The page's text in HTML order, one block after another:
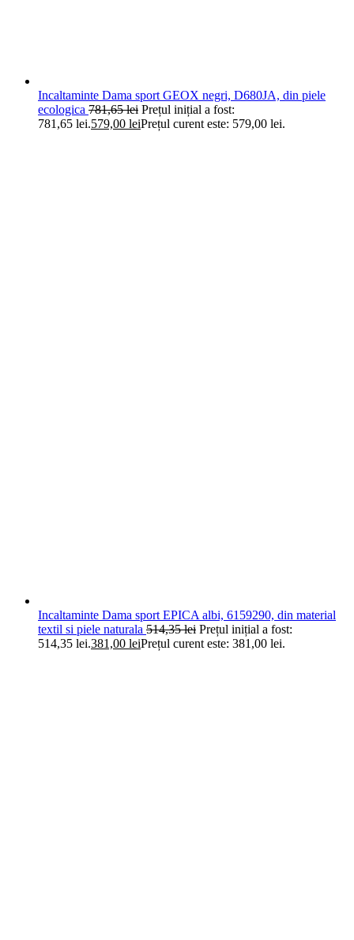
Incaltaminte Dama sport GEOX negri, D680JA, din piele
ecologica 781,65lei Prețul inițial a fost:
781,65 lei.579,00 leiPrețul curent este: 579,00 lei.
Incaltaminte Dama sport EPICA albi, 6159290, din material
textil si piele naturala 514,35lei Prețul inițial a fost:
514,35 lei.381,00 leiPrețul curent este: 381,00 lei.